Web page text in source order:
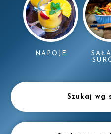
NAPOJE
Szukaj wg